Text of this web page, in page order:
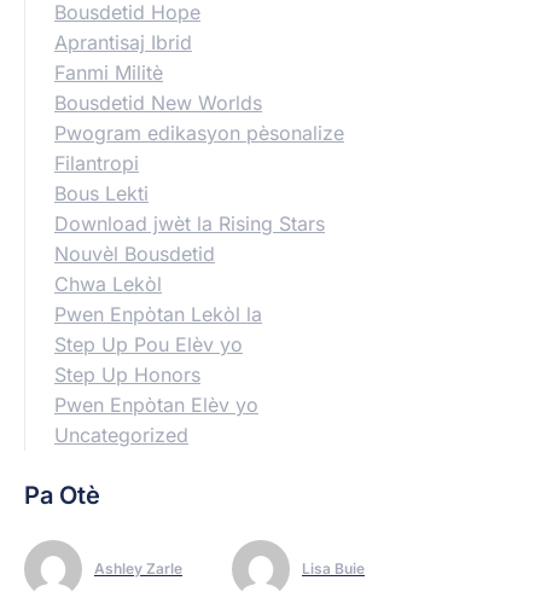
Bousdetid Hope
Aprantisaj Ibrid
Fanmi Militè
Bousdetid New Worlds
Pwogram edikasyon pèsonalize
Filantropi
Bous Lekti
Download jwèt la Rising Stars
Nouvèl Bousdetid
Chwa Lekòl
Pwen Enpòtan Lekòl la
Step Up Pou Elèv yo
Step Up Honors
Pwen Enpòtan Elèv yo
Uncategorized
Pa Otè
Ashley Zarle Lisa Buie